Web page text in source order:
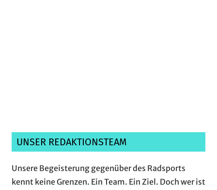
UNSER REDAKTIONSTEAM
Unsere Begeisterung gegenüber des Radsports
kennt keine Grenzen. Ein Team. Ein Ziel. Doch wer ist